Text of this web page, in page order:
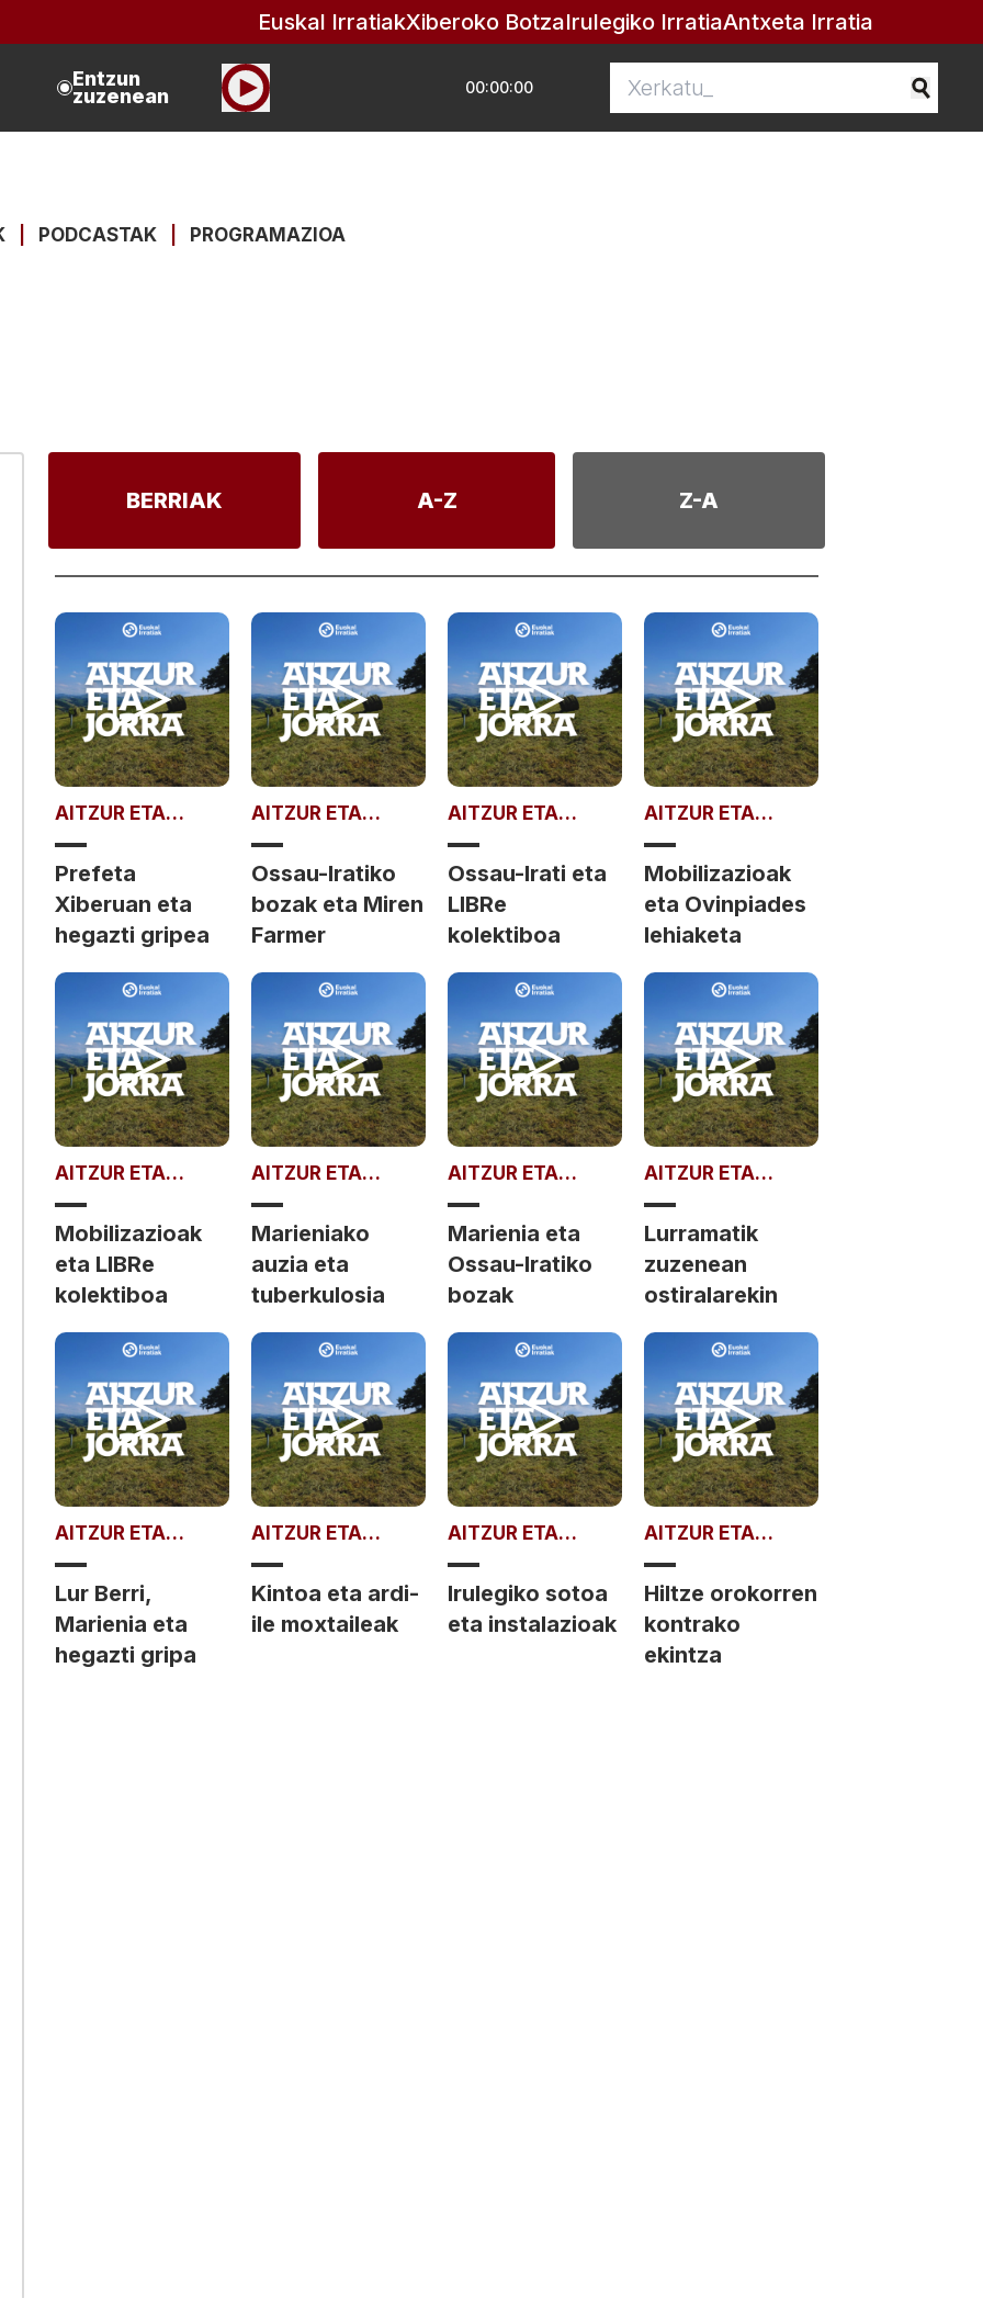
Euskal IrratiakXiberoko BotzaIrulegiko IrratiaAntxeta Irratia
Entzun
zuzenean 00:00:00
PODCASTAK PROGRAMAZIOA
BERRIAK A-Z Z-A
AITZUR ETA
JORRA
Prefeta
Xiberuan eta
hegazti gripea
AITZUR ETA
JORRA
Ossau-Iratiko
bozak eta Miren
Farmer
AITZUR ETA
JORRA
Ossau-Irati eta
LIBRe
kolektiboa
AITZUR ETA
JORRA
Mobilizazioak
eta Ovinpiades
lehiaketa
AITZUR ETA
JORRA
Mobilizazioak
eta LIBRe
kolektiboa
AITZUR ETA
JORRA
Marieniako
auzia eta
tuberkulosia
AITZUR ETA
JORRA
Marienia eta
Ossau-Iratiko
bozak
AITZUR ETA
JORRA
Lurramatik
zuzenean
ostiralarekin
AITZUR ETA
JORRA
Lur Berri,
Marienia eta
hegazti gripa
AITZUR ETA
JORRA
Kintoa eta ardi-
ile moxtaileak
AITZUR ETA
JORRA
Irulegiko sotoa
eta instalazioak
AITZUR ETA
JORRA
Hiltze orokorren
kontrako
ekintza